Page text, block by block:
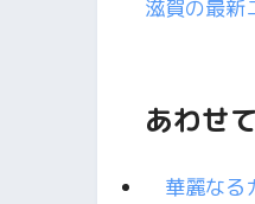
滋賀の最新
あわせ
華麗なる